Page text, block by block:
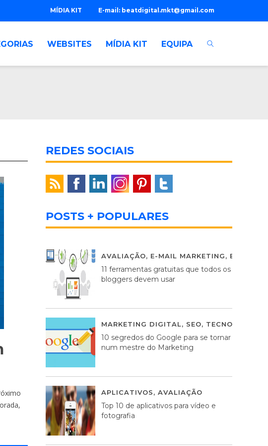
E-mail: beatdigital.mkt@gmail.com
MÍDIA KIT
WEBSITES MÍDIA KIT EQUIPA
REDES SOCIAIS
POSTS + POPULARES
AVALIAÇÃO, E-MAIL MARKETING,
11 ferramentas gratuitas que todos os
bloggers devem usar
MARKETING DIGITAL, SEO, TECNOLOGIA
10 segredos do Google para se tornar
num mestre do Marketing
APLICATIVOS, AVALIAÇÃO
Top 10 de aplicativos para vídeo e
fotografia